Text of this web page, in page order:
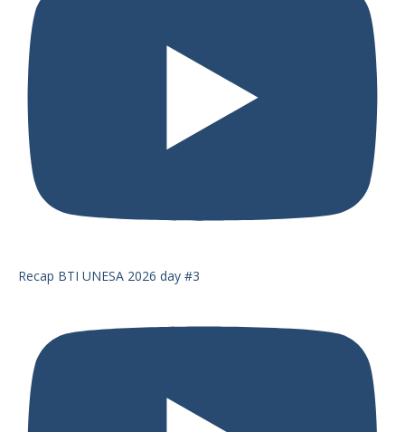
Recap BTI UNESA 2026 day #3